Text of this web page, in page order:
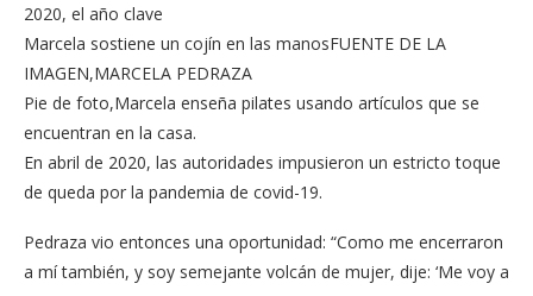
2020, el año clave
Marcela sostiene un cojín en las manosFUENTE DE LA
IMAGEN,MARCELA PEDRAZA
Pie de foto,Marcela enseña pilates usando artículos que se
encuentran en la casa.
En abril de 2020, las autoridades impusieron un estricto toque
de queda por la pandemia de covid-19.
Pedraza vio entonces una oportunidad: “Como me encerraron
a mí también, y soy semejante volcán de mujer, dije: ‘Me voy a